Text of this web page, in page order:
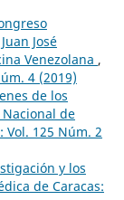
José
Venezolana ,
4 (2019)
de los
de
Vol. 125 Núm. 2
y los
de Caracas: